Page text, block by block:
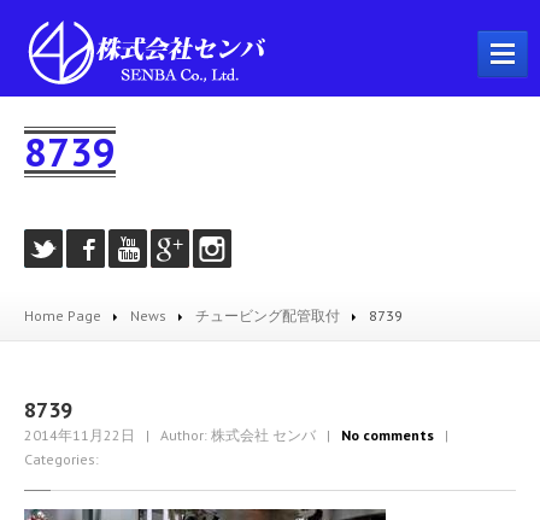
会社概要
プラント工事
製缶工事
機械器具設置工事
とび・土工工事
8739
Home Page News チュービング配管取付 8739
8739
2014年11月22日 | Author: 株式会社 センバ | No comments |
Categories: